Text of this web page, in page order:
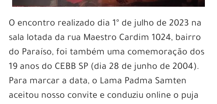
O encontro realizado dia 1º de julho de 2023 na
sala lotada da rua Maestro Cardim 1024, bairro
do Paraíso, foi também uma comemoração dos
19 anos do CEBB SP (dia 28 de junho de 2004).
Para marcar a data, o Lama Padma Samten
aceitou nosso convite e conduziu online o puja